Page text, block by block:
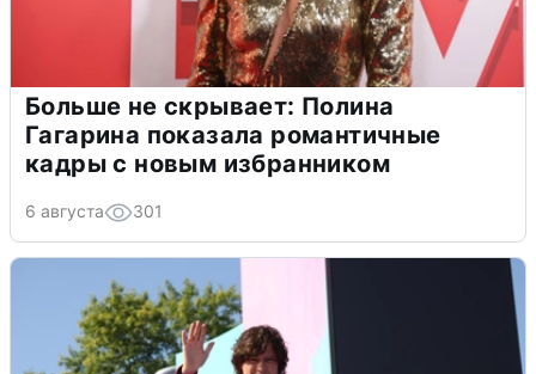
Больше не скрывает: Полина
Гагарина показала романтичные
кадры с новым избранником
6 августа 301